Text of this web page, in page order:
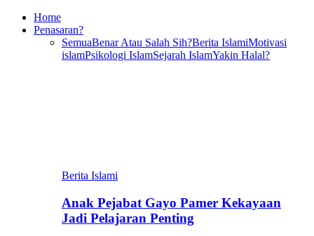
Home
Penasaran?
SemuaBenar Atau Salah Sih?Berita IslamiMotivasi
islamPsikologi IslamSejarah IslamYakin Halal?
Berita Islami
Anak Pejabat Gayo Pamer Kekayaan
Jadi Pelajaran Penting